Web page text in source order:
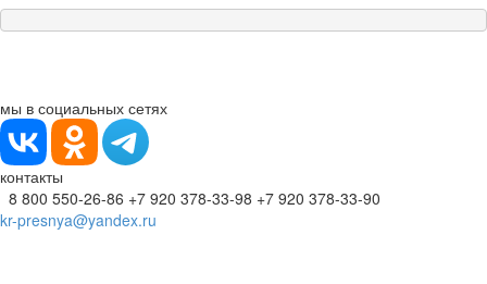
мы в социальных сетях
контакты
8 800 550-26-86 +7 920 378-33-98 +7 920 378-33-90
kr-presnya@yandex.ru